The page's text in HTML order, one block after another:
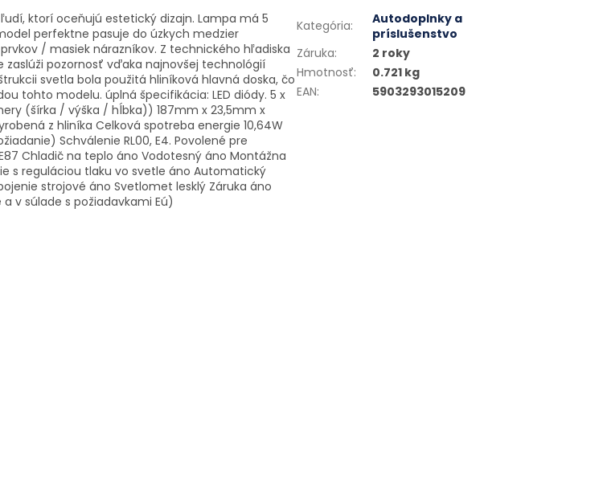
ktorí oceňujú estetický dizajn. Lampa má 5
perfektne pasuje do úzkych medzier
/ masiek nárazníkov. Z technického hľadiska
zaslúži pozornosť vďaka najnovšej technológií
svetla bola použitá hliníková hlavná doska, čo
tohto modelu. úplná špecifikácia: LED diódy. 5 x
(šírka / výška / hĺbka)) 187mm x 23,5mm x
z hliníka Celková spotreba energie 10,64W
Schválenie RL00, E4. Povolené pre
Chladič na teplo áno Vodotesný áno Montážna
s reguláciou tlaku vo svetle áno Automatický
strojové áno Svetlomet lesklý Záruka áno
a v súlade s požiadavkami Eú)
Kategória:
Autodoplnky a
príslušenstvo
Záruka:
2 roky
Hmotnosť:
0.721 kg
EAN: 5903293015209